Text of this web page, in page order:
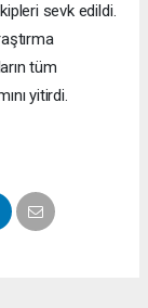
sevk edildi.
tüm
yitirdi.